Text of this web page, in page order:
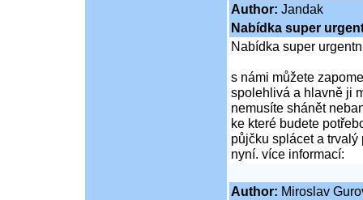
Author: Jandak
Nabídka super
Nabídka super
s námi můžete
spolehlivá a hlavně ji
nemusíte shánět
ke které budete
půjčku splácet a
nyní. více informací:
Author: Miroslav